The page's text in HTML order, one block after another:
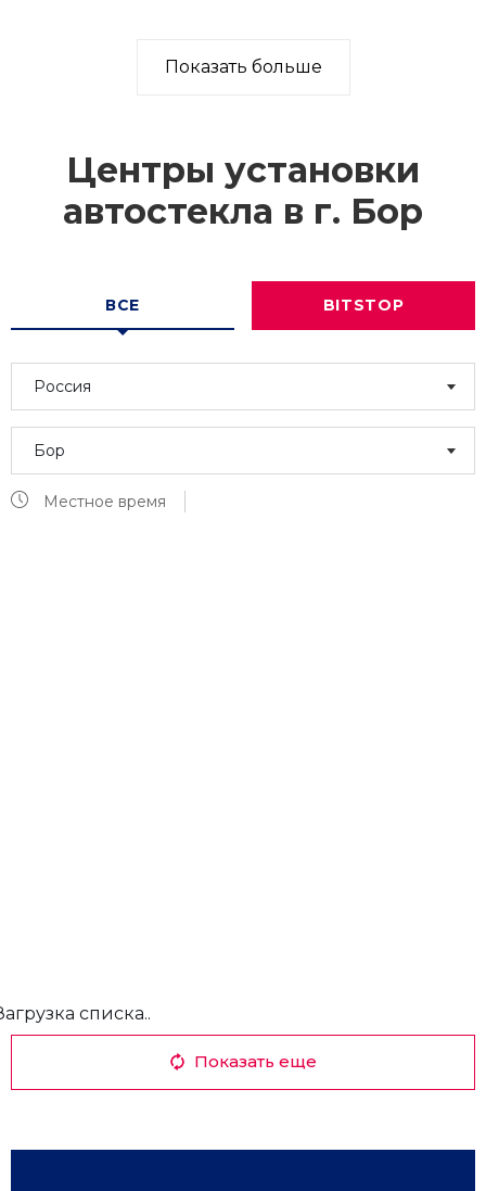
Показать больше
Центры установки
автостекла в г. Бор
ВСЕ BITSTOP
Россия
Бор
Местное время
списка..
Показать еще